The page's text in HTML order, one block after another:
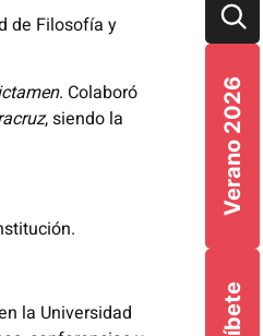
Verano 2026
de Filosofía y
. Colaboró
, siendo la
la Universidad